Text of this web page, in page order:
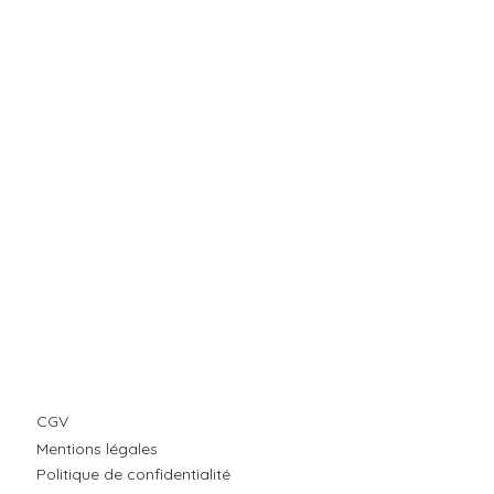
CGV
Mentions légales
Politique de confidentialité